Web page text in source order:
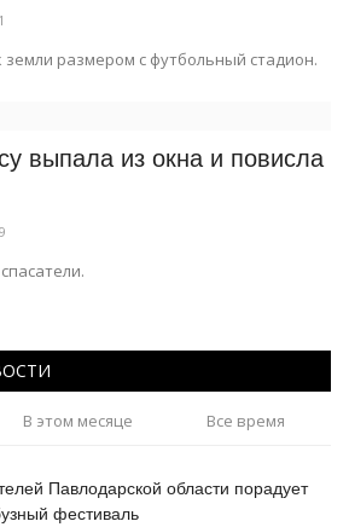
размером с футбольный стадион.
выпала из окна и повисла
В этом месяце Все время
Павлодарской области порадует
фестиваль